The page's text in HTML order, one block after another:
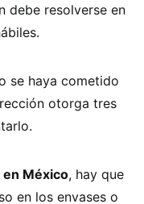
debe resolverse en
se haya cometido
otorga tres
en México, hay que
en los envases o